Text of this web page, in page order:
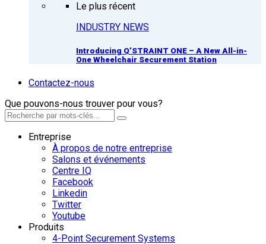
Le plus récent
INDUSTRY NEWS
Introducing Q’STRAINT ONE – A New All-in-
One Wheelchair Securement Station
Contactez-nous
Que pouvons-nous trouver pour vous?
Entreprise
À propos de notre entreprise
Salons et événements
Centre IQ
Facebook
Linkedin
Twitter
Youtube
Produits
4-Point Securement Systems